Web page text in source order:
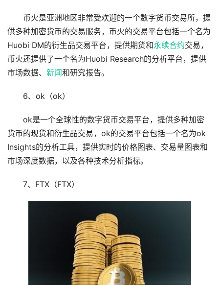
币火是亚洲地区非常受欢迎的一个数字货币交易所，提
供多种加密货币的交易服务，币火的交易平台包括一个名为
Huobi DM的衍生品交易平台，提供期货和永续合约交易，
币火还提供了一个名为Huobi Research的分析平台，提供
市场数据、 新闻和研究报告。
6、ok（ok）
ok是一个全球性的数字货币交易平台，提供多种加密
货币的现货和衍生品交易，ok的交易平台包括一个名为ok
Insights的分析工具，提供实时的价格图表、交易量图表和
市场深度数据，以及各种技术分析指标。
7、FTX（FTX）